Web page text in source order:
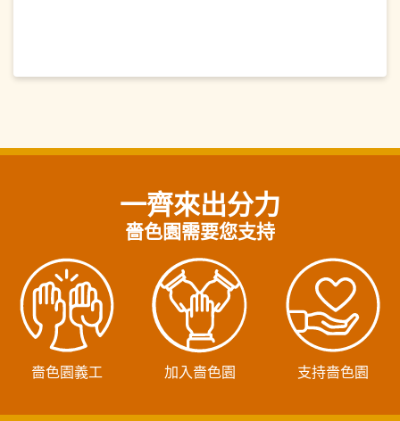
一齊來出分力
嗇色園需要您支持
嗇色園義工 加入嗇色園 支持嗇色園